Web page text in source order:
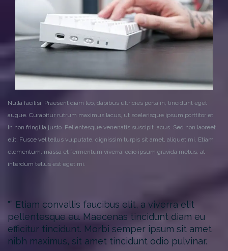
Nulla facilisi. Praesent diam leo, dapibus ultricies porta in, tincidunt eget
augue. Curabitur rutrum maximus lacus, ut scelerisque ipsum porttitor et.
In non fringilla justo. Pellentesque venenatis suscipit lacus. Sed non laoreet
elit. Fusce vel tellus vulputate, dignissim turpis sit amet, aliquet mi. Etiam
elementum, massa et fermentum viverra, odio ipsum gravida metus, at
interdum tellus est eget mi.
” Etiam convallis faucibus elit, a viverra elit
pellentesque eu. Maecenas tincidunt diam eu
efficitur tincidunt. Morbi semper ipsum sit amet
nibh maximus, sit amet tincidunt odio pulvinar.